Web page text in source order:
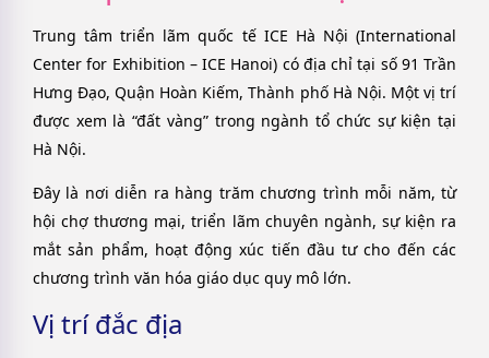
Trung tâm triển lãm quốc tế ICE Hà Nội (International
Center for Exhibition – ICE Hanoi) có địa chỉ tại số 91 Trần
Hưng Đạo, Quận Hoàn Kiếm, Thành phố Hà Nội. Một vị trí
được xem là “đất vàng” trong ngành tổ chức sự kiện tại
Hà Nội.
Đây là nơi diễn ra hàng trăm chương trình mỗi năm, từ
hội chợ thương mại, triển lãm chuyên ngành, sự kiện ra
mắt sản phẩm, hoạt động xúc tiến đầu tư cho đến các
chương trình văn hóa giáo dục quy mô lớn.
Vị trí đắc địa